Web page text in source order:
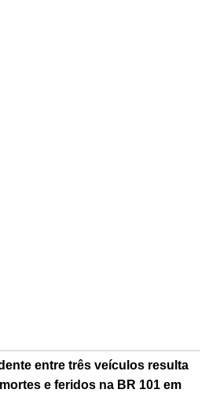
entre três veículos resulta
e feridos na BR 101 em